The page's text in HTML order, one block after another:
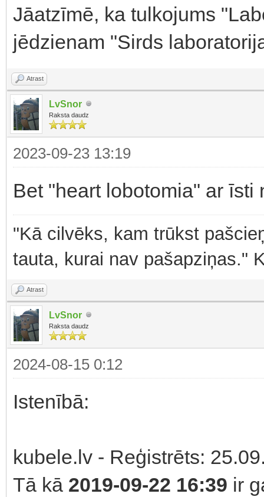
Jāatzīmē, ka tulkojums
jēdzienam "Sirds
Atrast
LvSnor
Raksta daudz
2023-09-23 13:19
Bet "heart lobotomia" ar
"Kā cilvēks, kam trūkst
tauta, kurai nav pašapziņas."
Atrast
LvSnor
Raksta daudz
2024-08-15 0:12
Istenībā:
kubele.lv - Reģistrēts:
Tā kā 2019-09-22 16:39 ir